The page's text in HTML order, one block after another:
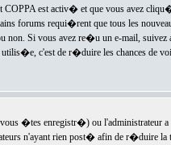
est activ� et que vous avez
forums requi�rent que tous les
Si vous avez re�u un e-mail, suivez
c'est de r�duire les chances de
�tes enregistr�) ou l'administrateur
n'ayant rien post� afin de r�duire la